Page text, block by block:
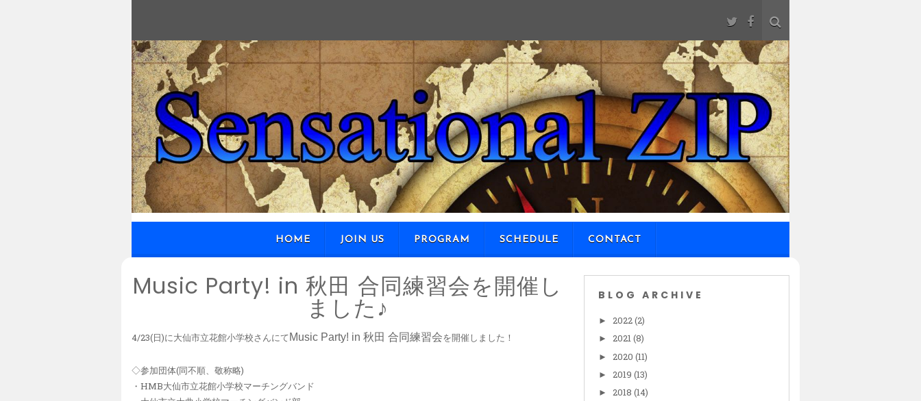
HOME
JOIN US PROGRAM SCHEDULE CONTACT
Music Party! in 秋田 合同練習会を開催し
ました♪
4/23(日)に大仙市立花館小学校さんにてMusic Party! in 秋田 合同練習会を開催しました！
◇参加団体(同不順、敬称略)
・HMB大仙市立花館小学校マーチングバンド
BLOG ARCHIVE
► 2022(2)
► 2021(8)
► 2020 (11)
► 2019 (13)
► 2018 (14)